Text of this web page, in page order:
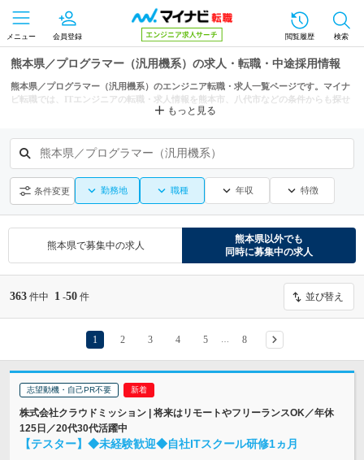
メニュー 会員登録 閲覧履歴 検索
熊本県／プログラマー（汎用機系）の求人・転職・中途採用情報
熊本県／プログラマー（汎用機系）のエンジニア転職・求人一覧ページです。マイナ
ビ転職では、ITエンジニアの転職・求人情報を熊本市、八代市などの条件からも探せ
もっと見る
熊本県／プログラマー（汎用機系）
条件変更 勤務地 職種 年収 特徴
熊本県で募集中の求人
熊本県以外でも
同時に募集中の求人
363 件中 1 -50 件 並び替え
1 2 3 4 5 8
志望動機・自己PR不要
株式会社クラウドミッション | 将来はリモートやフリーランスOK／年休
125日／20代30代活躍中
【テスター】◆未経験歓迎◆自社ITスクール研修1ヵ月